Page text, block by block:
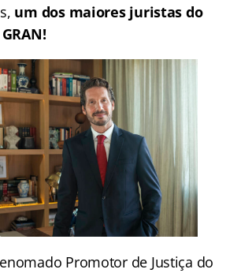
um dos maiores juristas do
Promotor de Justiça do